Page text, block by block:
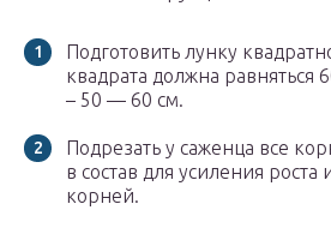
Подготовить лунку
квадрата должна равняться
– 50 — 60 см.
Подрезать у саженца все
в состав для усиления роста
корней.